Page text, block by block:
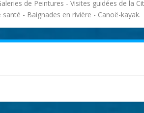
de Peintures - Visites guidées de la
- Baignades en rivière - Canoë-kayak.